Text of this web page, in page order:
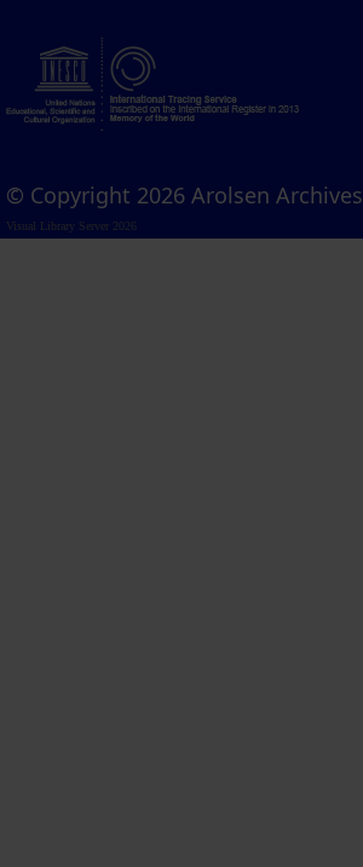
© Copyright 2026 Arolsen Archives
Visual Library Server 2026